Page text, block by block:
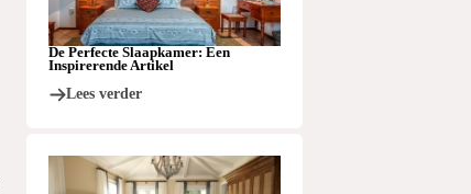
De Perfecte Slaapkamer: Een
Inspirerende Artikel
Lees verder